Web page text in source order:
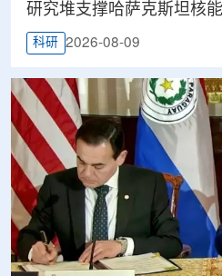
研究堆支撑哈萨克斯坦核
科研 2026-08-09